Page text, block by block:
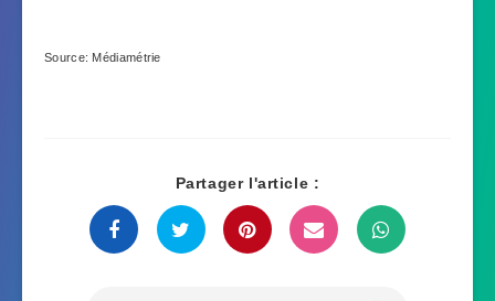
Source: Médiamétrie
Partager l'article :